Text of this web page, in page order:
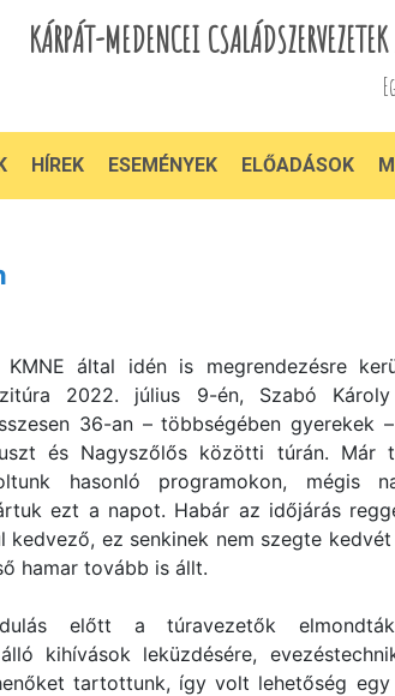
KÁRPÁT-MEDENCEI
HÍREK ESEMÉNYEK ELŐADÁSOK
KMNE által idén is megrendezésre
2022. július 9-én, Szabó Károly
36-an – többségében gyerekek
és Nagyszőlős közötti túrán. Már
hasonló programokon, mégis
ezt a napot. Habár az időjárás
kedvező, ez senkinek nem szegte
hamar tovább is állt.
előtt a túravezetők
kihívások leküzdésére,
tartottunk, így volt lehetőség egy